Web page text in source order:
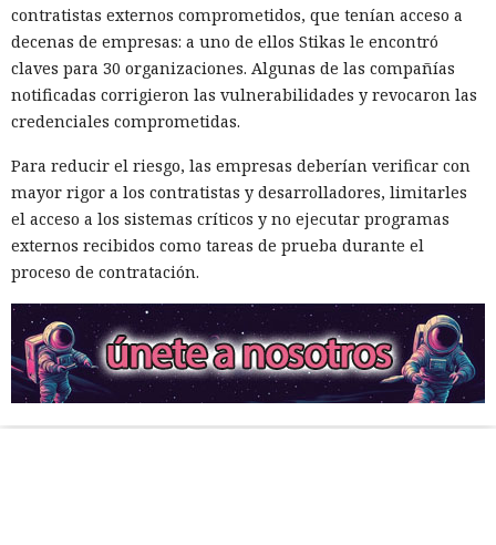
contratistas externos comprometidos, que tenían acceso a
decenas de empresas: a uno de ellos Stikas le encontró
claves para 30 organizaciones. Algunas de las compañías
notificadas corrigieron las vulnerabilidades y revocaron las
credenciales comprometidas.
Para reducir el riesgo, las empresas deberían verificar con
mayor rigor a los contratistas y desarrolladores, limitarles
el acceso a los sistemas críticos y no ejecutar programas
externos recibidos como tareas de prueba durante el
proceso de contratación.